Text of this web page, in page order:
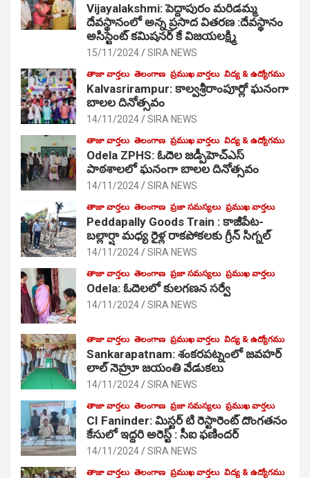
Vijayalakshmi: పెద్దాపురం మరిడమ్మ
దేవస్థానంలో అన్న ప్రసాద వితరణ :దేవస్థానం
అసిస్టెంట్ కమిషనర్ కే విజయలక్ష్మి
15/11/2024 SIRA NEWS
తాజా వార్తలు తెలంగాణ ప్రముఖ వార్తలు విద్య & ఉద్యోగము
Kalvasrirampur: కాల్వశ్రీరాంపూర్లో ఘనంగా
బాలల దినోత్సవం
14/11/2024 SIRA NEWS
తాజా వార్తలు తెలంగాణ ప్రముఖ వార్తలు విద్య & ఉద్యోగము
Odela ZPHS: ఓదెల జ‌డ్పీహెచ్ఎస్
పాఠ‌శాల‌లో ఘనంగా బాలల దినోత్సవం
14/11/2024 SIRA NEWS
తాజా వార్తలు తెలంగాణ ప్రజా సమస్యలు ప్రముఖ వార్తలు
Peddapally Goods Train : కాజీపేట-
బల్లార్షా మధ్య రైళ్ల రాకపోకలకు గ్రీన్ సిగ్నల్
14/11/2024 SIRA NEWS
తాజా వార్తలు తెలంగాణ ప్రజా సమస్యలు ప్రముఖ వార్తలు
Odela: ఓదెలలో కులగణన సర్వే
14/11/2024 SIRA NEWS
తాజా వార్తలు తెలంగాణ ప్రముఖ వార్తలు విద్య & ఉద్యోగము
Sankarapatnam: శంకరపట్నంలో జవహర్
లాల్ నెహ్రూ జయంతి వేడుకలు
14/11/2024 SIRA NEWS
తాజా వార్తలు తెలంగాణ ప్రజా సమస్యలు ప్రముఖ వార్తలు
CI Faninder: మిస్టర్ టి రెస్టారెంట్ దొంగతనం
కేసులో ఇద్దరి అరెస్ట్ : సీఐ ఫణిందర్
14/11/2024 SIRA NEWS
తాజా వార్తలు తెలంగాణ ప్రముఖ వార్తలు విద్య & ఉద్యోగము